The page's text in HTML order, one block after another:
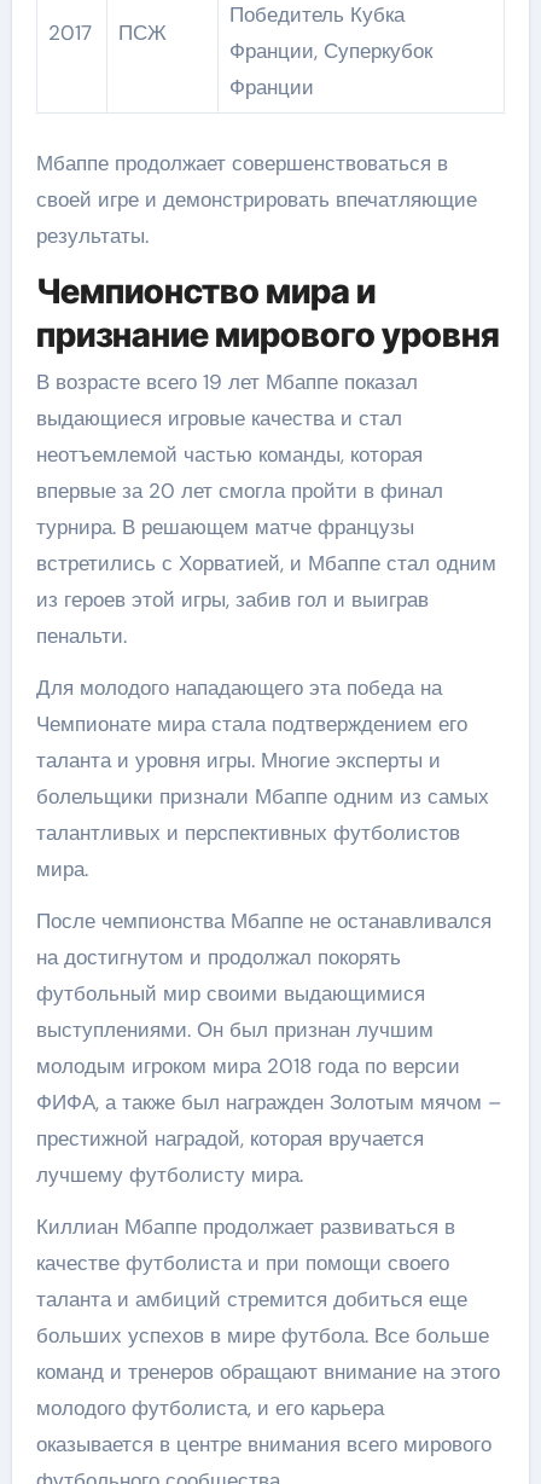
2017 ПСЖ
Победитель Кубка
Франции, Суперкубок
Франции
Мбаппе продолжает совершенствоваться в
своей игре и демонстрировать впечатляющие
результаты.
Чемпионство мира и
признание мирового уровня
В возрасте всего 19 лет Мбаппе показал
выдающиеся игровые качества и стал
неотъемлемой частью команды, которая
впервые за 20 лет смогла пройти в финал
турнира. В решающем матче французы
встретились с Хорватией, и Мбаппе стал одним
из героев этой игры, забив гол и выиграв
пенальти.
Для молодого нападающего эта победа на
Чемпионате мира стала подтверждением его
таланта и уровня игры. Многие эксперты и
болельщики признали Мбаппе одним из самых
талантливых и перспективных футболистов
мира.
После чемпионства Мбаппе не останавливался
на достигнутом и продолжал покорять
футбольный мир своими выдающимися
выступлениями. Он был признан лучшим
молодым игроком мира 2018 года по версии
ФИФА, а также был награжден Золотым мячом –
престижной наградой, которая вручается
лучшему футболисту мира.
Киллиан Мбаппе продолжает развиваться в
качестве футболиста и при помощи своего
таланта и амбиций стремится добиться еще
больших успехов в мире футбола. Все больше
команд и тренеров обращают внимание на этого
молодого футболиста, и его карьера
оказывается в центре внимания всего мирового